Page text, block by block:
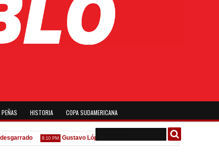
PEÑAS HISTORIA COPA SUDAMERICANA
8:10 PM Gustavo López: "La diferencia entre Vélez e Independiente